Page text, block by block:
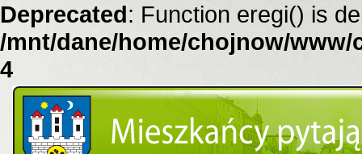
Deprecated: Function eregi() is
/mnt/dane/home/chojnow/
4